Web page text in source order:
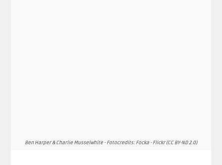
Ben Harper & Charlie Musselwhite - Fotocredits: Focka - Flickr (CC BY-ND 2.0)